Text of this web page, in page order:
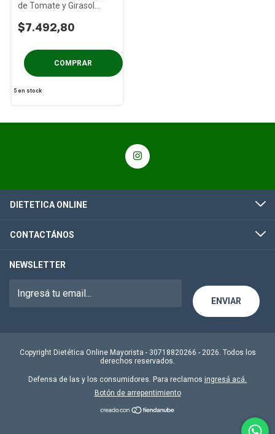
de Tomate y Girasol
$7.492,80
5en stock
DIETETICA ONLINE
CONTACTÁNOS
NEWSLETTER
Copyright Dietética Online Mayorista - 30718820266 - 2026. Todos los
derechos reservados.
Defensa de las y los consumidores. Para reclamos ingresá acá.
Botón de arrepentimiento